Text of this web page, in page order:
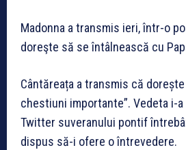
Madonna a transmis ieri, într-o
doreşte să se întâlnească cu
Cântăreața a transmis că
chestiuni importante”. Vedeta i-
Twitter suveranului pontif
dispus să-i ofere o întrevedere.